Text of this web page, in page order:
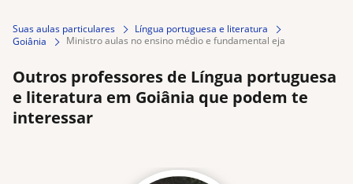
Suas aulas particulares
Língua portuguesa e literatura
Goiânia
ministro aulas no ensino médio e fundamental eja
Outros professores de Língua portuguesa
e literatura em Goiânia que podem te
interessar